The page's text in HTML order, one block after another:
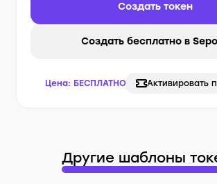
Создать токен
Создать бесплатно в
Цена: БЕСПЛАТНО Активировать
Другие шаблоны